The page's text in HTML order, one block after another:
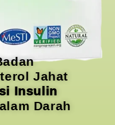
Jahat
Insulin
Darah